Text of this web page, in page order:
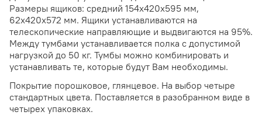
Размеры ящиков: средний 154х420х595 мм,
62х420х572 мм. Ящики устанавливаются на
телескопические направляющие и выдвигаются на 95%.
Между тумбами устанавливается полка с допустимой
нагрузкой до 50 кг. Тумбы можно комбинировать и
устанавливать те, которые будут Вам необходимы.
Покрытие порошковое, глянцевое. На выбор четыре
стандартных цвета. Поставляется в разобранном виде в
четырех упаковках.